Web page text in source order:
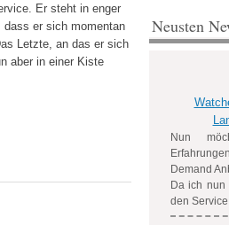
Er steht in enger
dass er sich momentan
Letzte, an das er sich
aber in einer Kiste
Neusten
Nun
Demand
Da ich nun
den Service